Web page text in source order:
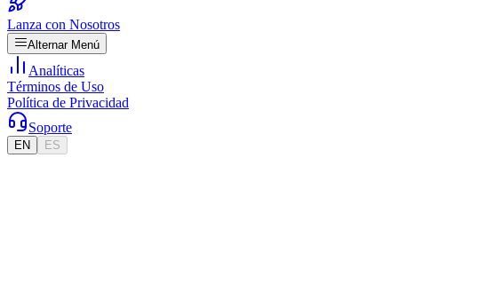
Lanza con Nosotros
Alternar Menú
Analíticas
Términos de Uso
Política de Privacidad
Soporte
EN ES